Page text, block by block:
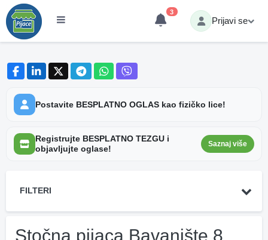
3
Prijavi se
Postavite BESPLATNO OGLAS kao fizičko lice!
Registrujte BESPLATNO TEZGU i
objavljujte oglase!
Saznaj više
FILTERI
Stočna pijaca Bavanište 8